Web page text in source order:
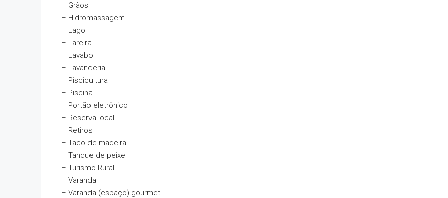
– Grãos
– Hidromassagem
– Lago
– Lareira
– Lavabo
– Lavanderia
– Piscicultura
– Piscina
– Portão eletrônico
– Reserva local
– Retiros
– Taco de madeira
– Tanque de peixe
– Turismo Rural
– Varanda
– Varanda (espaço) gourmet.